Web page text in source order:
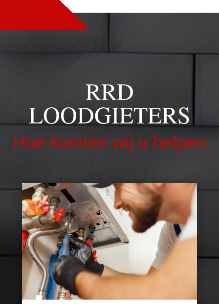
RRD
LOODGIETERS
Hoe kunnen wij u helpen